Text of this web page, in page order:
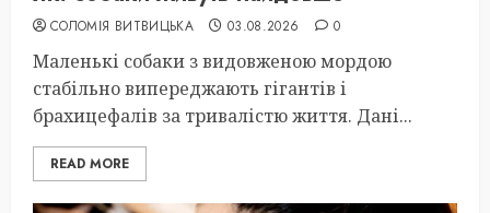
СОЛОМІЯ ВИТВИЦЬКА 03.08.2026 0
Маленькі собаки з видовженою мордою
стабільно випереджають гігантів і
брахицефалів за тривалістю життя. Дані...
READ MORE